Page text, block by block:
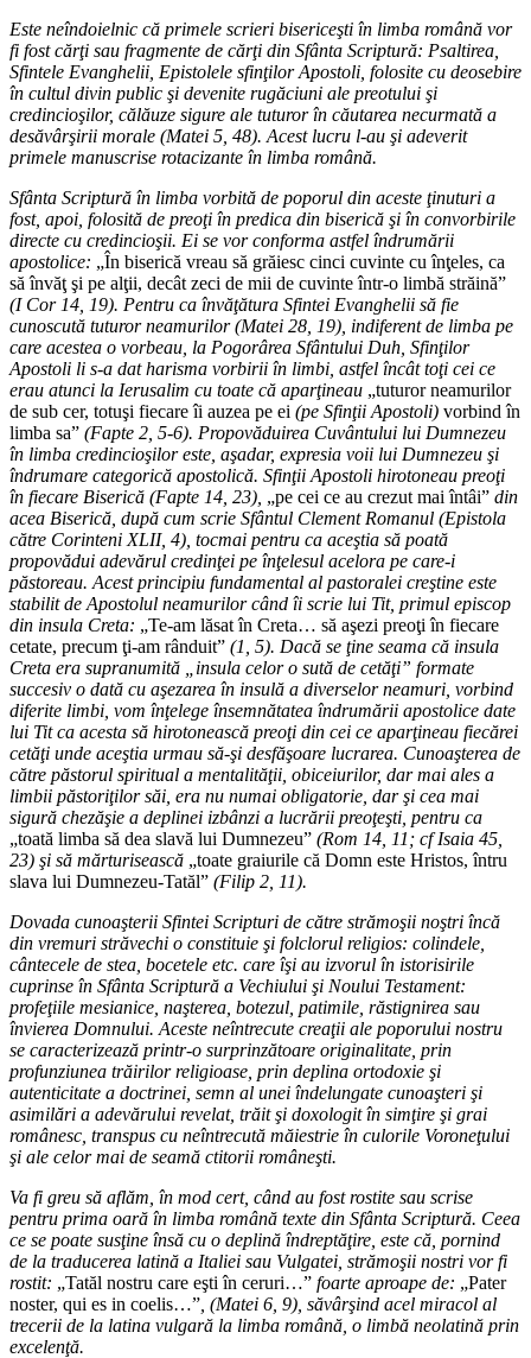
Este neîndoielnic că primele scrieri bisericeşti în limba română vor
fi fost cărţi sau fragmente de cărţi din Sfânta Scriptură: Psaltirea,
Sfintele Evanghelii, Epistolele sfinţilor Apostoli, folosite cu deosebire
în cultul divin public şi devenite rugăciuni ale preotului şi
credincioşilor, călăuze sigure ale tuturor în căutarea necurmată a
desăvârşirii morale (Matei 5, 48). Acest lucru l-au şi adeverit
primele manuscrise rotacizante în limba română.
Sfânta Scriptură în limba vorbită de poporul din aceste ţinuturi a
fost, apoi, folosită de preoţi în predica din biserică şi în convorbirile
directe cu credincioşii. Ei se vor conforma astfel îndrumării
apostolice: „În biserică vreau să grăiesc cinci cuvinte cu înţeles, ca
să învăţ şi pe alţii, decât zeci de mii de cuvinte într-o limbă străină”
(I Cor 14, 19). Pentru ca învăţătura Sfintei Evanghelii să fie
cunoscută tuturor neamurilor (Matei 28, 19), indiferent de limba pe
care acestea o vorbeau, la Pogorârea Sfântului Duh, Sfinţilor
Apostoli li s-a dat harisma vorbirii în limbi, astfel încât toţi cei ce
erau atunci la Ierusalim cu toate că aparţineau „tuturor neamurilor
de sub cer, totuşi fiecare îi auzea pe ei (pe Sfinţii Apostoli) vorbind în
limba sa” (Fapte 2, 5-6). Propovăduirea Cuvântului lui Dumnezeu
în limba credincioşilor este, aşadar, expresia voii lui Dumnezeu şi
îndrumare categorică apostolică. Sfinţii Apostoli hirotoneau preoţi
în fiecare Biserică (Fapte 14, 23), „pe cei ce au crezut mai întâi” din
acea Biserică, după cum scrie Sfântul Clement Romanul (Epistola
către Corinteni XLII, 4), tocmai pentru ca aceştia să poată
propovădui adevărul credinţei pe înţelesul acelora pe care-i
păstoreau. Acest principiu fundamental al pastoralei creştine este
stabilit de Apostolul neamurilor când îi scrie lui Tit, primul episcop
din insula Creta: „Te-am lăsat în Creta… să aşezi preoţi în fiecare
cetate, precum ţi-am rânduit” (1, 5). Dacă se ţine seama că insula
Creta era supranumită „insula celor o sută de cetăţi” formate
succesiv o dată cu aşezarea în insulă a diverselor neamuri, vorbind
diferite limbi, vom înţelege însemnătatea îndrumării apostolice date
lui Tit ca acesta să hirotonească preoţi din cei ce aparţineau fiecărei
cetăţi unde aceştia urmau să-şi desfăşoare lucrarea. Cunoaşterea de
către păstorul spiritual a mentalităţii, obiceiurilor, dar mai ales a
limbii păstoriţilor săi, era nu numai obligatorie, dar şi cea mai
sigură chezăşie a deplinei izbânzi a lucrării preoţeşti, pentru ca
„toată limba să dea slavă lui Dumnezeu” (Rom 14, 11; cf Isaia 45,
23) şi să mărturisească „toate graiurile că Domn este Hristos, întru
slava lui Dumnezeu-Tatăl” (Filip 2, 11).
Dovada cunoaşterii Sfintei Scripturi de către strămoşii noştri încă
din vremuri străvechi o constituie şi folclorul religios: colindele,
cântecele de stea, bocetele etc. care îşi au izvorul în istorisirile
cuprinse în Sfânta Scriptură a Vechiului şi Noului Testament:
profeţiile mesianice, naşterea, botezul, patimile, răstignirea sau
învierea Domnului. Aceste neîntrecute creaţii ale poporului nostru
se caracterizează printr-o surprinzătoare originalitate, prin
profunziunea trăirilor religioase, prin deplina ortodoxie şi
autenticitate a doctrinei, semn al unei îndelungate cunoaşteri şi
asimilări a adevărului revelat, trăit şi doxologit în simţire şi grai
românesc, transpus cu neîntrecută măiestrie în culorile Voroneţului
şi ale celor mai de seamă ctitorii româneşti.
Va fi greu să aflăm, în mod cert, când au fost rostite sau scrise
pentru prima oară în limba română texte din Sfânta Scriptură. Ceea
ce se poate susţine însă cu o deplină îndreptăţire, este că, pornind
de la traducerea latină a Italiei sau Vulgatei, strămoşii nostri vor fi
rostit: „Tatăl nostru care eşti în ceruri…” foarte aproape de: „Pater
noster, qui es in coelis…” , (Matei 6, 9), săvârşind acel miracol al
trecerii de la latina vulgară la limba română, o limbă neolatină prin
excelenţă.